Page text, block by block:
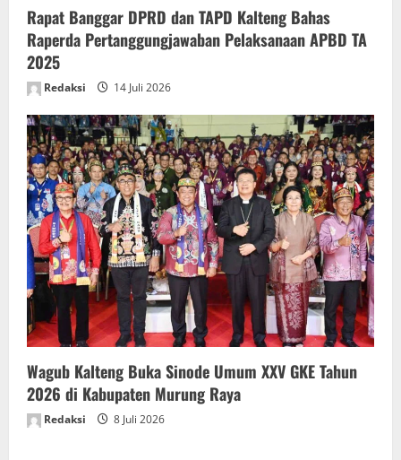
Rapat Banggar DPRD dan TAPD Kalteng Bahas
Raperda Pertanggungjawaban Pelaksanaan APBD TA
2025
Redaksi 14 Juli 2026
Wagub Kalteng Buka Sinode Umum XXV GKE Tahun
2026 di Kabupaten Murung Raya
Redaksi 8 Juli 2026